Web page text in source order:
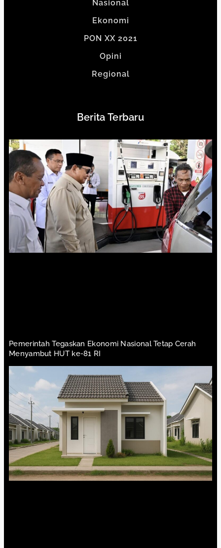
Nasional
Ekonomi
PON XX 2021
Opini
Regional
Berita Terbaru
Pemerintah Tegaskan Ekonomi Nasional Tetap Cerah
Menyambut HUT ke-81 RI